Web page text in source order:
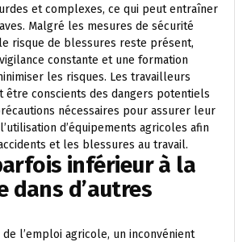
et complexes, ce qui peut entraîner
Malgré les mesures de sécurité
risque de blessures reste présent,
constante et une formation
les risques. Les travailleurs
être conscients des dangers potentiels
nécessaires pour assurer leur
d’équipements agricoles afin
et les blessures au travail.
inférieur à la
dans d’autres
de l’emploi agricole, un inconvénient